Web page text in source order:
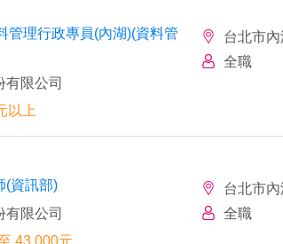
管理行政專員(內湖)(資料管
有限公司
以上
台北市內
全職
(資訊部)
有限公司
43,000元
台北市內
全職